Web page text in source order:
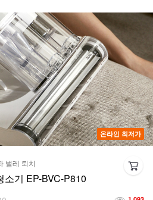
온라인 최저가
벌레 퇴치
소기 EP-BVC-P810